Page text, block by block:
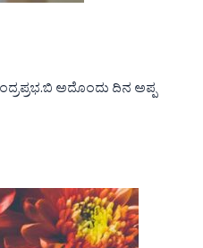
ಅದೊಂದು ದಿನ ಅಪ್ಪ